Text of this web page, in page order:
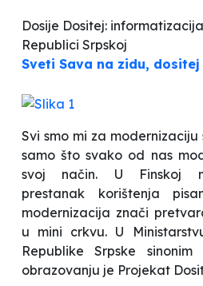
Dosije Dositej:
Republici Srpskoj
Sveti Sava na zidu,
Svi smo mi za
samo što svako od nas
svoj način. U Finskoj
prestanak korištenja
modernizacija znači
u mini crkvu. U
Republike Srpske
obrazovanju je Projekat